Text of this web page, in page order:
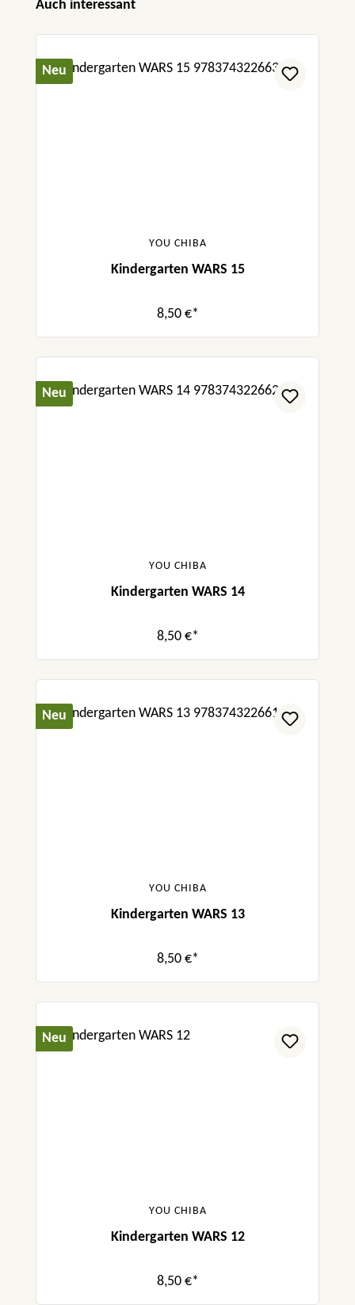
Produktgalerie überspringen
Auch interessant
Neu
YOU CHIBA
Kindergarten WARS 15
8,50 €*
Neu
YOU CHIBA
Kindergarten WARS 14
8,50 €*
Neu
YOU CHIBA
Kindergarten WARS 13
8,50 €*
Neu
YOU CHIBA
Kindergarten WARS 12
8,50 €*